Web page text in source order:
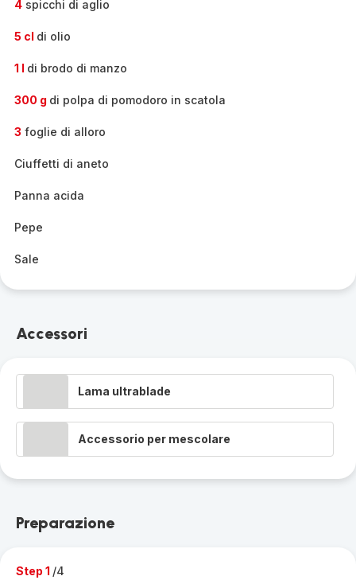
4 spicchi di aglio
5 cl di olio
1 l di brodo di manzo
300 g di polpa di pomodoro in scatola
3 foglie di alloro
Ciuffetti di aneto
Panna acida
Pepe
Sale
Accessori
Lama ultrablade
Accessorio per mescolare
Preparazione
Step 1 /4